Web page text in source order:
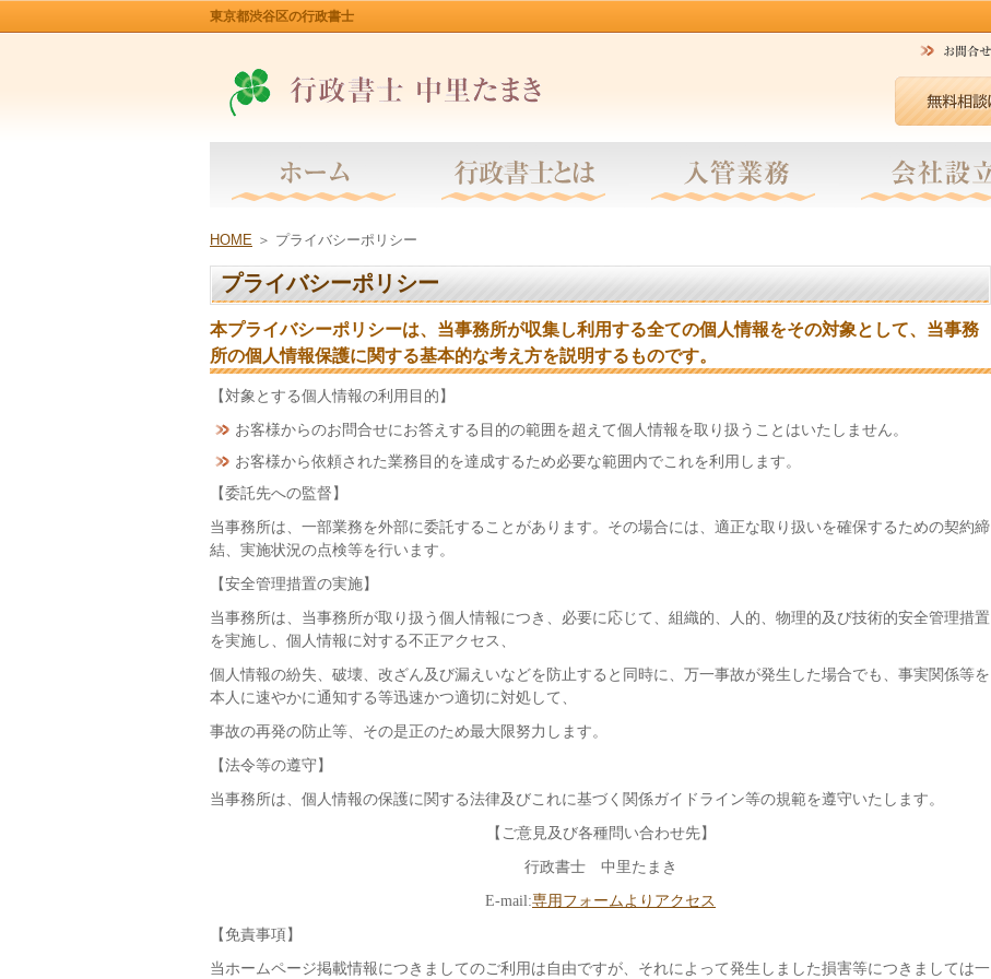
東京都渋谷区の行政書士
HOME ＞ プライバシーポリシー
プライバシーポリシー
本プライバシーポリシーは、当事務所が収集し利用する全ての個人情報をその対象として、当事務
所の個人情報保護に関する基本的な考え方を説明するものです。
【対象とする個人情報の利用目的】
お客様からのお問合せにお答えする目的の範囲を超えて個人情報を取り扱うことはいたしません。
お客様から依頼された業務目的を達成するため必要な範囲内でこれを利用します。
【委託先への監督】
当事務所は、一部業務を外部に委託することがあります。その場合には、適正な取り扱いを確保するための契約締
結、実施状況の点検等を行います。
【安全管理措置の実施】
当事務所は、当事務所が取り扱う個人情報につき、必要に応じて、組織的、人的、物理的及び技術的安全管理措置
を実施し、個人情報に対する不正アクセス、
個人情報の紛失、破壊、改ざん及び漏えいなどを防止すると同時に、万一事故が発生した場合でも、事実関係等を
本人に速やかに通知する等迅速かつ適切に対処して、
事故の再発の防止等、その是正のため最大限努力します。
【法令等の遵守】
当事務所は、個人情報の保護に関する法律及びこれに基づく関係ガイドライン等の規範を遵守いたします。
【ご意見及び各種問い合わせ先】
行政書士 中里たまき
E-mail:専用フォームよりアクセス
【免責事項】
当ホームページ掲載情報につきましてのご利用は自由ですが、それによって発生しました損害等につきましては一